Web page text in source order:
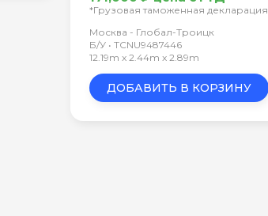
*Грузовая таможенная декларация
Москва - Глобал-Троицк
Б/У • TCNU9487446
12.19m x 2.44m x 2.89m
ДОБАВИТЬ В КОРЗИНУ